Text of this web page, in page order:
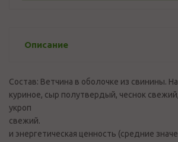
Описание
Состав: Ветчина в оболочке из свинины.
куриное, сыр полутвердый, чеснок
укроп
свежий.
и энергетическая ценность (средние